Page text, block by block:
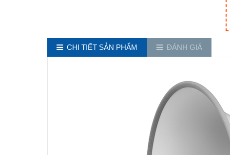
CHI TIẾT SẢN PHẨM ĐÁNH GIÁ